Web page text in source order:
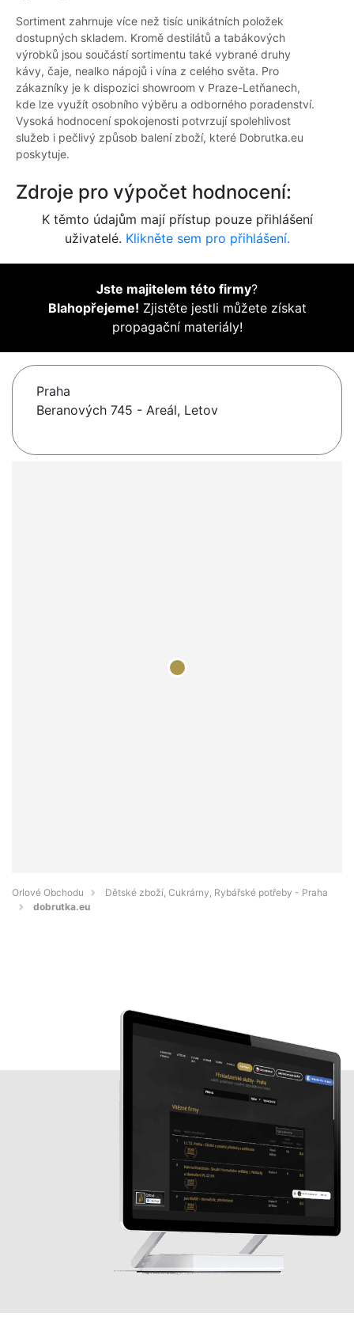
Sortiment zahrnuje více než tisíc unikátních položek
dostupných skladem. Kromě destilátů a tabákových
výrobků jsou součástí sortimentu také vybrané druhy
kávy, čaje, nealko nápojů i vína z celého světa. Pro
zákazníky je k dispozici showroom v Praze-Letňanech,
kde lze využít osobního výběru a odborného poradenství.
Vysoká hodnocení spokojenosti potvrzují spolehlivost
služeb i pečlivý způsob balení zboží, které Dobrutka.eu
poskytuje.
Zdroje pro výpočet hodnocení:
K těmto údajům mají přístup pouze přihlášení
uživatelé. Klikněte sem pro přihlášení.
Jste majitelem této firmy?
Blahopřejeme! Zjistěte jestli můžete získat
propagační materiály!
Praha
Beranových 745 - Areál, Letov
Orlové Obchodu
Dětské zboží, Cukrárny, Rybářské potřeby - Praha
dobrutka.eu